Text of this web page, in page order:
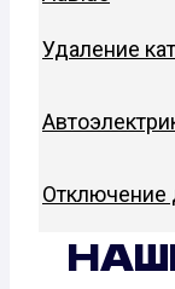
Удаление
Отключение